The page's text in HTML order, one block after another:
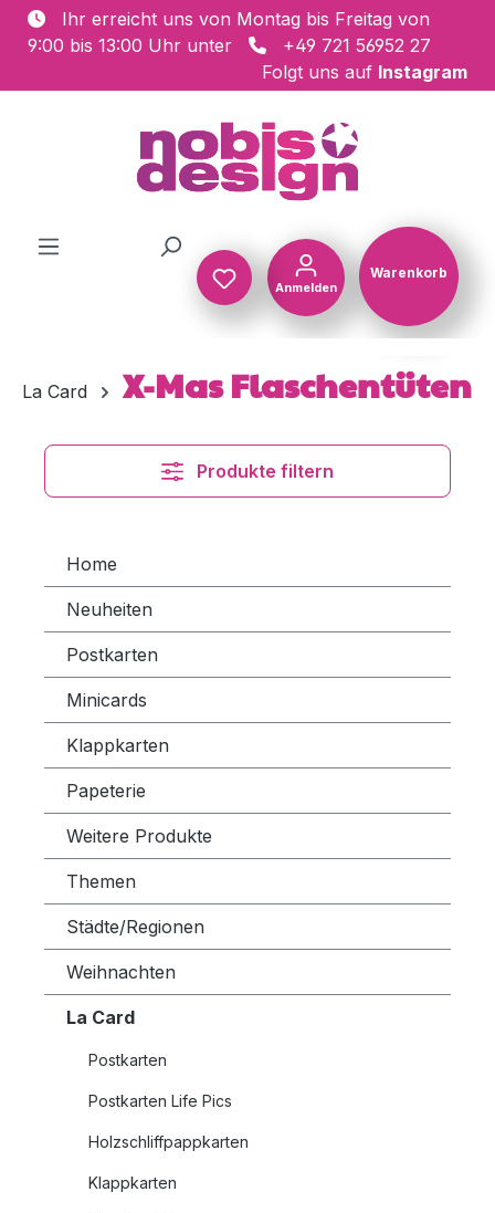
Zum Hauptinhalt springen
Ihr erreicht uns von Montag bis Freitag von
9:00 bis 13:00 Uhr unter
+49 721 56952 27
Folgt uns auf Instagram
Anmelden
Warenkorb
La Card X-Mas Flaschentüten
Produkte filtern
Home
Neuheiten
Postkarten
Minicards
Klappkarten
Papeterie
Weitere Produkte
Themen
Städte/Regionen
Weihnachten
La Card
Postkarten
Postkarten Life Pics
Holzschliffpappkarten
Klappkarten